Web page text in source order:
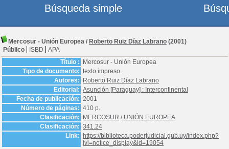
Mercosur - Unión Europea / Roberto Ruiz Díaz Labrano (2001)
Público
ISBD
APA
Título :
Mercosur - Unión Europea
Tipo de documento: texto impreso
Autores:
Roberto Ruiz Díaz Labrano
Editorial: Asunción [Paraguay] : Intercontinental
Fecha de publicación: 2001
Número de páginas: 410 p.
Clasificación:
MERCOSUR / UNIÓN EUROPEA
Clasificación: 341.24
Link:
https://biblioteca.poderjudicial.gub.uy/index.php?
lvl=notice_display&id=19054
Búsqueda simple